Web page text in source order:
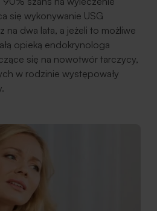
się wykonywanie USG
na dwa lata, a jeżeli to możliwe
opieką endokrynologa
się na nowotwór tarczycy,
w rodzinie występowały